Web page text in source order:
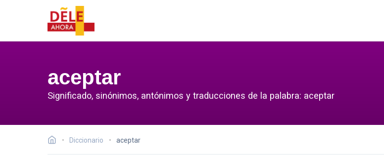
aceptar
Significado, sinónimos, antónimos y traducciones de la palabra: aceptar
Diccionario aceptar